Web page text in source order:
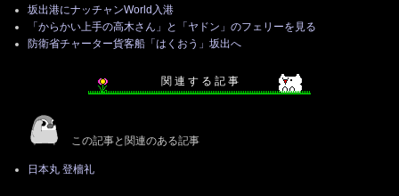
坂出港にナッチャンWorld入港
「からかい上手の高木さん」と「ヤドン」のフェリーを見る
防衛省チャーター貨客船「はくおう」坂出へ
関 連 す る 記 事
この記事と関連のある記事
日本丸 登檣礼